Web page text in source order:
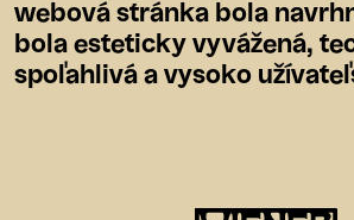
webová stránka bola
bola esteticky vyvážená,
spoľahlivá a vysoko